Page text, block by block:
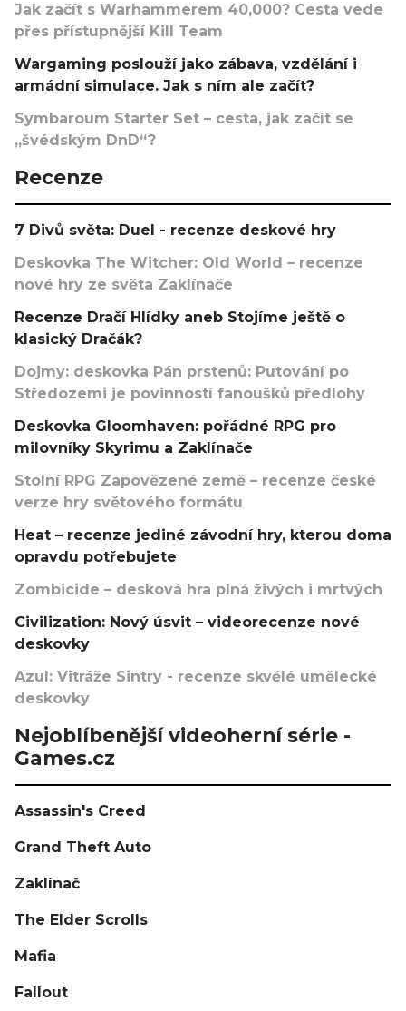
Jak začít s Warhammerem 40,000? Cesta vede
přes přístupnější Kill Team
Wargaming poslouží jako zábava, vzdělání i
armádní simulace. Jak s ním ale začít?
Symbaroum Starter Set – cesta, jak začít se
„švédským DnD“?
Recenze
7 Divů světa: Duel - recenze deskové hry
Deskovka The Witcher: Old World – recenze
nové hry ze světa Zaklínače
Recenze Dračí Hlídky aneb Stojíme ještě o
klasický Dračák?
Dojmy: deskovka Pán prstenů: Putování po
Středozemi je povinností fanoušků předlohy
Deskovka Gloomhaven: pořádné RPG pro
milovníky Skyrimu a Zaklínače
Stolní RPG Zapovězené země – recenze české
verze hry světového formátu
Heat – recenze jediné závodní hry, kterou doma
opravdu potřebujete
Zombicide – desková hra plná živých i mrtvých
Civilization: Nový úsvit – videorecenze nové
deskovky
Azul: Vitráže Sintry - recenze skvělé umělecké
deskovky
Nejoblíbenější videoherní série -
Games.cz
Assassin's Creed
Grand Theft Auto
Zaklínač
The Elder Scrolls
Mafia
Fallout